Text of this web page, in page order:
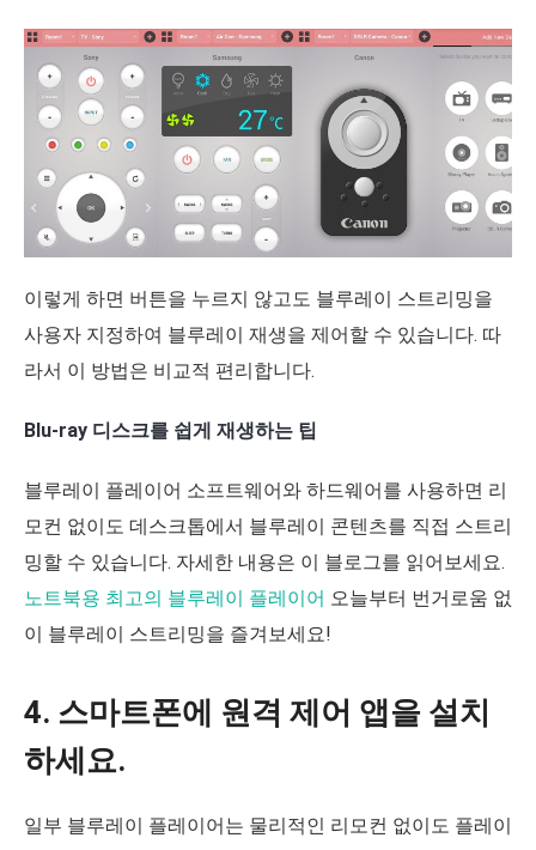
이렇게 하면 버튼을 누르지 않고도 블루레이 스트리밍을
사용자 지정하여 블루레이 재생을 제어할 수 있습니다. 따
라서 이 방법은 비교적 편리합니다.
Blu-ray 디스크를 쉽게 재생하는 팁
블루레이 플레이어 소프트웨어와 하드웨어를 사용하면 리
모컨 없이도 데스크톱에서 블루레이 콘텐츠를 직접 스트리
밍할 수 있습니다. 자세한 내용은 이 블로그를 읽어보세요.
노트북용 최고의 블루레이 플레이어 오늘부터 번거로움 없
이 블루레이 스트리밍을 즐겨보세요!
4. 스마트폰에 원격 제어 앱을 설치
하세요.
일부 블루레이 플레이어는 물리적인 리모컨 없이도 플레이